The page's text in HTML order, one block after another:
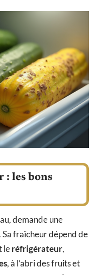
: les bons
demande une
fraîcheur dépend de
leréfrigérateur,
, à l’abri des fruits et